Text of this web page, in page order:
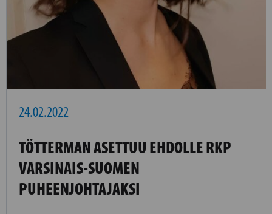
24.02.2022
TÖTTERMAN ASETTUU EHDOLLE RKP
VARSINAIS-SUOMEN
PUHEENJOHTAJAKSI